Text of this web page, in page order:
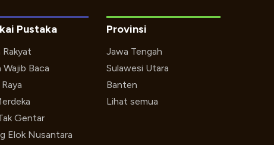
Pustaka
Wajib Baca
Gentar
Elok Nusantara
Provinsi
Jawa Tengah
Sulawesi Utara
Banten
Lihat semua